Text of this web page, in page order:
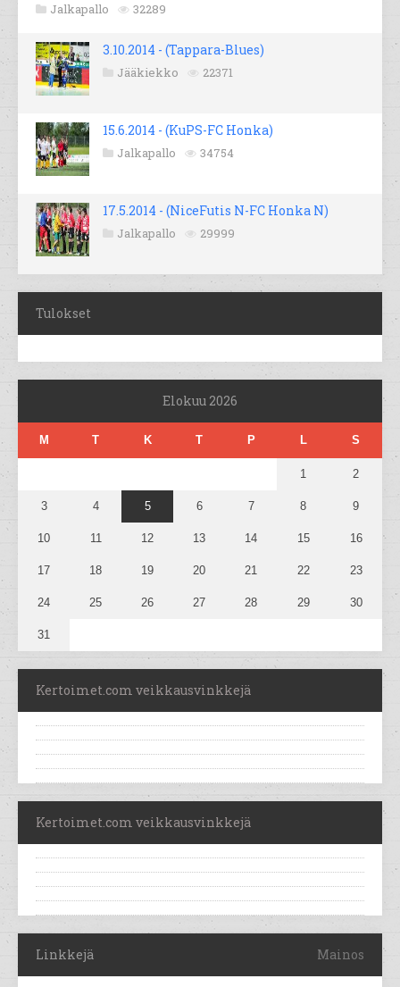
Jalkapallo 32289
3.10.2014 - (Tappara-Blues)
Jääkiekko 22371
15.6.2014 - (KuPS-FC Honka)
Jalkapallo 34754
17.5.2014 - (NiceFutis N-FC Honka N)
Jalkapallo 29999
Tulokset
Elokuu 2026
M T K T P L S
1 2
3 4 5 6 7 8 9
10 11 12 13 14 15 16
17 18 19 20 21 22 23
24 25 26 27 28 29 30
31
Kertoimet.com veikkausvinkkejä
Kertoimet.com veikkausvinkkejä
Linkkejä Mainos